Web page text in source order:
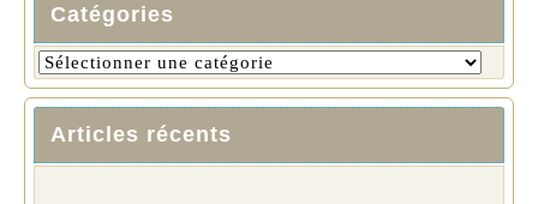
Catégories
Articles récents